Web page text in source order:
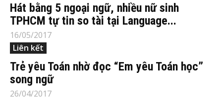
Hát bằng 5 ngoại ngữ, nhiều nữ sinh
TPHCM tự tin so tài tại Language...
16/05/2017
Liên kết
Trẻ yêu Toán nhờ đọc “Em yêu Toán học”
song ngữ
26/04/2017